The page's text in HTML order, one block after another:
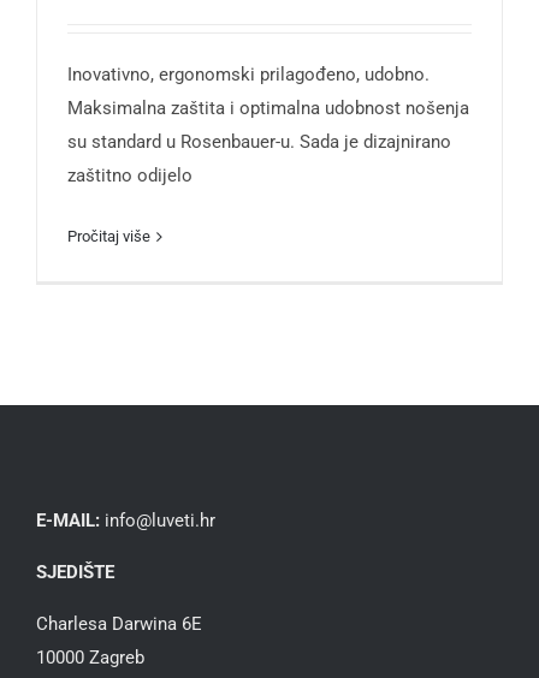
Inovativno, ergonomski prilagođeno, udobno.
Maksimalna zaštita i optimalna udobnost nošenja
su standard u Rosenbauer-u. Sada je dizajnirano
zaštitno odijelo
Pročitaj više
E-MAIL: info@luveti.hr
SJEDIŠTE
Charlesa Darwina 6E
10000 Zagreb